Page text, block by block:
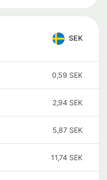
SEK
0,59 SEK
2,94 SEK
5,87 SEK
11,74 SEK